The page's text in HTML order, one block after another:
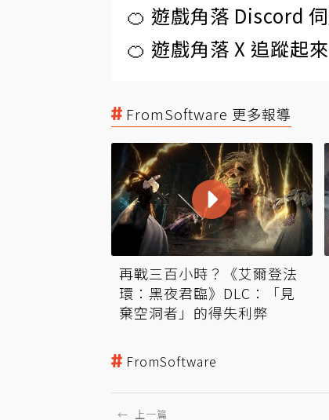
🍊 遊戲角落 Discord
🍊 遊戲角落 X 追蹤起來
FromSoftware 更多報導
再戰三百小時？《艾爾登法
環：黑夜君臨》DLC：「見
棄空洞者」的得失利弊
FromSoftware
← 上一篇